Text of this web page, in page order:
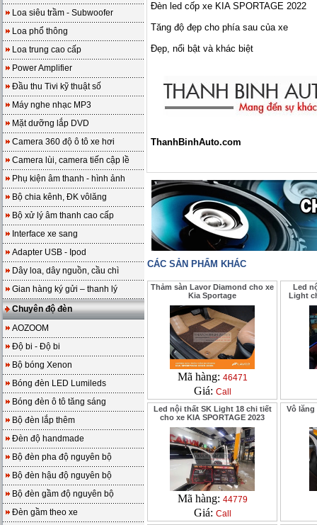
Loa siêu trầm - Subwoofer
Loa phổ thông
Loa trung cao cấp
Power Amplifier
Đầu thu Tivi kỹ thuật số
Máy nghe nhạc MP3
Mặt dưỡng lắp DVD
Camera 360 độ ô tô xe hơi
Camera lùi, camera tiến cập lề
Phụ kiện âm thanh - hình ảnh
Bộ chia kênh, ĐK vôlăng
Bộ xử lý âm thanh cao cấp
Interface xe sang
Adapter USB - Ipod
Dây loa, dây nguồn, cầu chì
Gian hàng ký gửi – thanh lý
Chuyên độ đèn
AOZOOM
Độ bi - Độ bi
Bộ bóng Xenon
Bóng đèn LED Lumileds
Bóng đèn ô tô tăng sáng
Bộ đèn lắp thêm
Đèn độ handmade
Bộ đèn pha độ nguyên bộ
Bộ đèn hậu độ nguyên bộ
Bộ đèn gầm độ nguyên bộ
Đèn gầm theo xe
Đèn led cốp xe KIA SPORTAGE 2022
Tăng độ đẹp cho phía sau của xe
Đẹp, nổi bật và khác biệt
ThanhBinhAuto.com
CÁC SẢN PHẨM KHÁC
Thảm sàn Lavor Diamond cho xe
Kia Sportage
Mã hàng: 46471
Giá: Call
Led
Light
Led nội thất SK Light 18 chi tiết
cho xe KIA SPORTAGE 2023
Mã hàng: 44779
Giá: Call
Vô lăng